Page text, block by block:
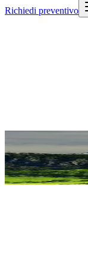
Richiedi preventivo
Madrid
Barcellona
Cordova
Santander